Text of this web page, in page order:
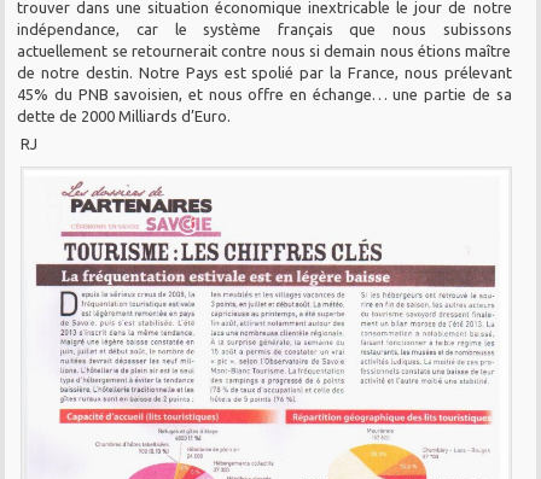
trouver dans une situation économique inextricable le jour de notre
indépendance, car le système français que nous subissons
actuellement se retournerait contre nous si demain nous étions maître
de notre destin. Notre Pays est spolié par la France, nous prélevant
45% du PNB savoisien, et nous offre en échange… une partie de sa
dette de 2000 Milliards d’Euro.
RJ